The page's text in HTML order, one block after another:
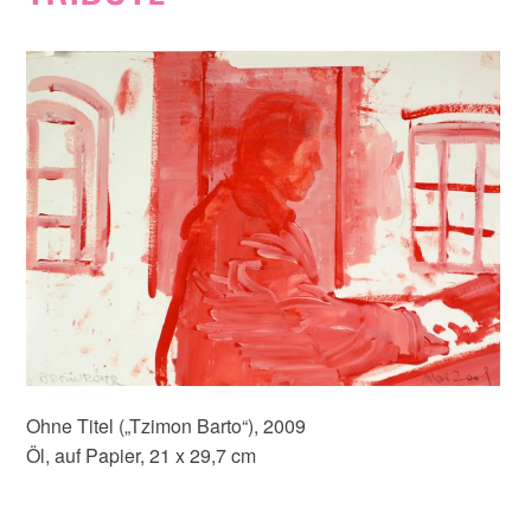
Ohne Titel („Tzimon Barto“), 2009
Öl, auf Papier, 21 x 29,7 cm